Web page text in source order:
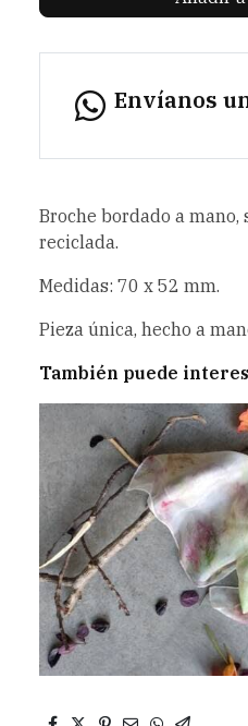
Envíanos
Broche bordado a
reciclada.
Medidas: 70 x 52 mm.
Pieza única, hecho a
También puede